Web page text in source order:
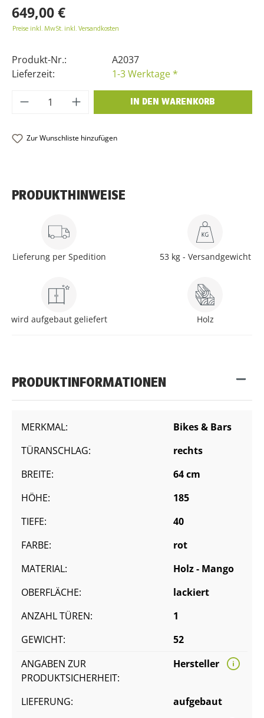
649,00 €
Preise inkl. MwSt. inkl. Versandkosten
Produkt-Nr.:
A2037
Lieferzeit:
1-3 Werktage *
Produkt Anzahl: Gib den gewünschten
IN DEN WARENKORB
Zur Wunschliste hinzufügen
PRODUKTHINWEISE
Lieferung per Spedition 53 kg - Versandgewicht
wird aufgebaut geliefert Holz
PRODUKTINFORMATIONEN
MERKMAL:
Bikes & Bars
TÜRANSCHLAG:
rechts
BREITE:
64 cm
HÖHE:
185
TIEFE:
40
FARBE:
rot
MATERIAL:
Holz - Mango
OBERFLÄCHE:
lackiert
ANZAHL TÜREN:
1
GEWICHT:
52
ANGABEN ZUR
PRODUKTSICHERHEIT:
Hersteller
LIEFERUNG:
aufgebaut